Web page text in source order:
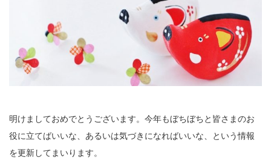
明けましておめでとうございます。今年もぼちぼちと皆さまのお
役に立てばいいな、あるいは気づきになればいいな、という情報
を更新してまいります。